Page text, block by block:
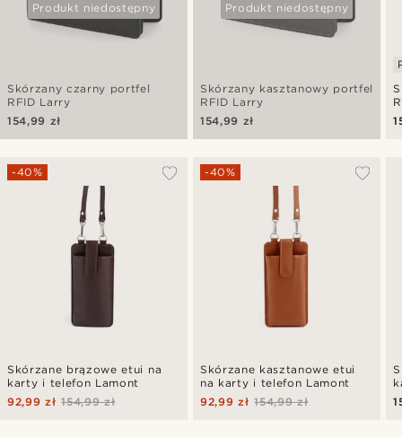
Produkt niedostępny
Skórzany czarny portfel
RFID Larry
154,99 zł
Produkt niedostępny
Skórzany kasztanowy portfel
RFID Larry
154,99 zł
Skórzane brązowe etui na
karty i telefon Lamont
-40%
154,99 zł
92,99 zł
Skórzane kasztanowe etui
na karty i telefon Lamont
-40%
154,99 zł
92,99 zł